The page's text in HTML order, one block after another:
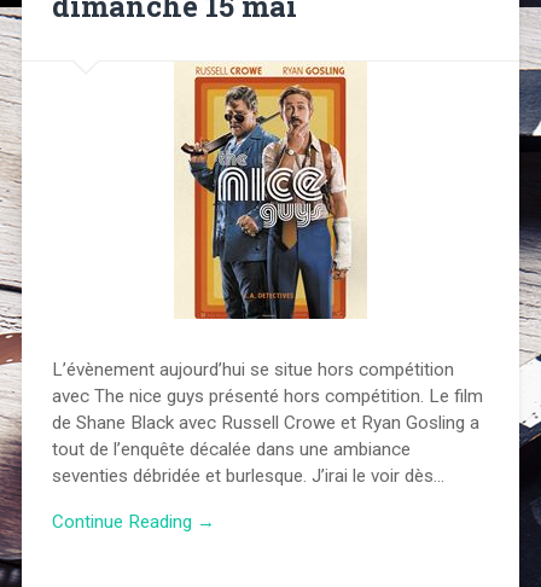
L’évènement aujourd’hui se situe hors compétition
avec The nice guys présenté hors compétition. Le film
de Shane Black avec Russell Crowe et Ryan Gosling a
tout de l’enquête décalée dans une ambiance
seventies débridée et burlesque. J’irai le voir dès…
Continue Reading →